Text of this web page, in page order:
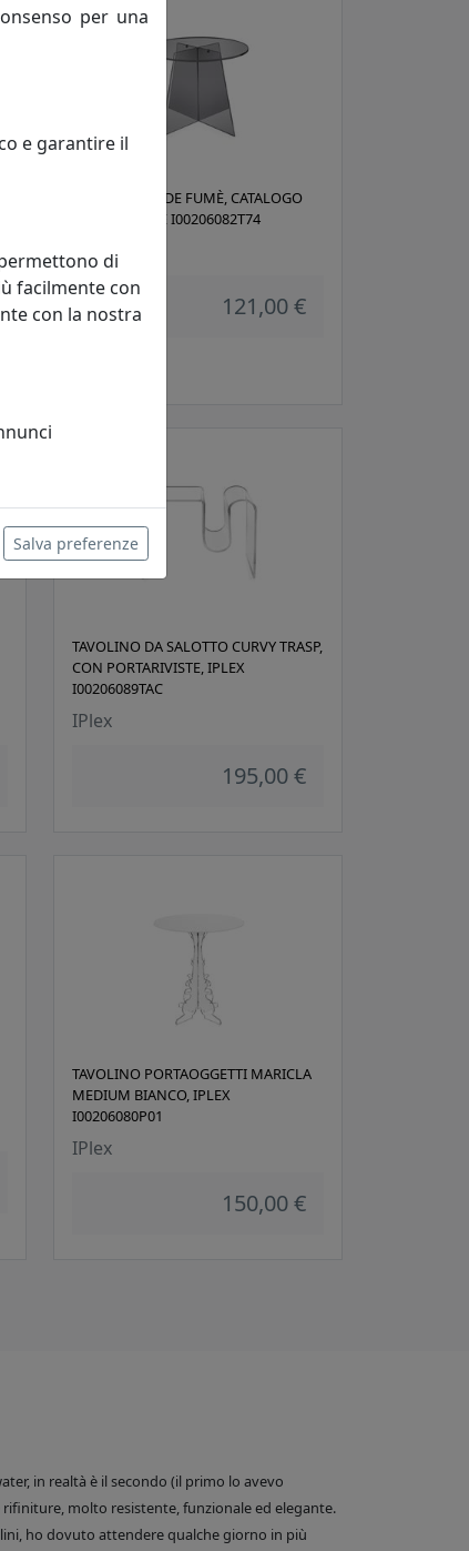
TAVOLINO TEIDE FUMÈ, CATALOGO
IPLEX, CODICE I00206082T74
IPlex
121,00 €
TAVOLINO DA SALOTTO CURVY TRASP,
CON PORTARIVISTE, IPLEX
I00206089TAC
IPlex
195,00 €
TAVOLINO PORTAOGGETTI MARICLA
MEDIUM BIANCO, IPLEX
I00206080P01
IPlex
150,00 €
in realtà è il secondo (il primo lo avevo
molto resistente, funzionale ed elegante.
ho dovuto attendere qualche giorno in più
per una
e garantire il
di
facilmente con
con la nostra
Salva preferenze